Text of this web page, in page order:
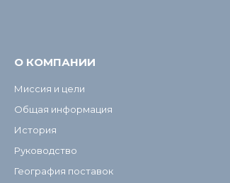
О КОМПАНИИ
Миссия и цели
Общая информация
История
Руководство
География поставок